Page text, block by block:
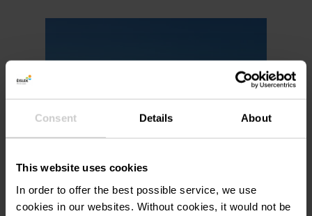
Consent Details About
This website uses cookies
In order to offer the best possible service, we use
cookies in our websites. Without cookies, it would not be